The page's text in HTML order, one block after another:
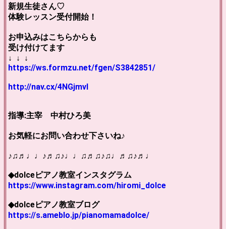
新規生徒さん♡
体験レッスン受付開始！
お申込みはこちらからも
受け付けてます
↓ ↓ ↓
https://ws.formzu.net/fgen/S3842851/
http://nav.cx/4NGjmvI
指導:主宰 中村ひろ美
お気軽にお問い合わせ下さいね♪
♪♫♬♩♩♪♬♫♪♩♩♫♬♫♪♫♩♬♫♪♬♩
◆dolceピアノ教室インスタグラム
https://www.instagram.com/hiromi_dolce
◆dolceピアノ教室ブログ
https://s.ameblo.jp/pianomamadolce/